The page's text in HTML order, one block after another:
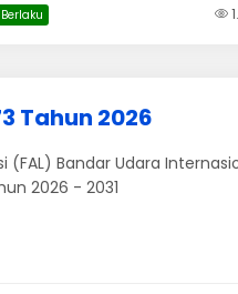
Berlaku
Tahun 2026
(FAL) Bandar Udara
2026 - 2031